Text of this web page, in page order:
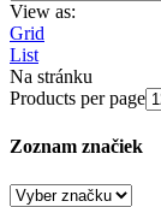
View as:
Grid
List
Na stránku
Products per page
Zoznam značiek